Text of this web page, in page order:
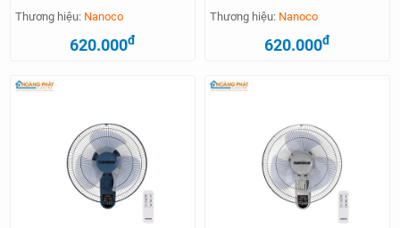
Thương hiệu: Nanoco
620.000đ
Thương hiệu: Nanoco
620.000đ